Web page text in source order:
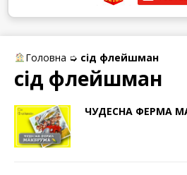
Головна ➭ сід флейшман
сід флейшман
ЧУДЕСНА ФЕРМА